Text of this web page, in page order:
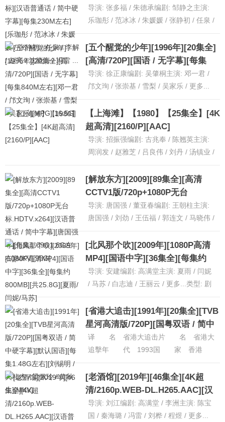
幕][每集230M左右][乐珈彤 / 范冰冰
/ 朱媛媛 / 张静初 / 任泉 / 李解 / 赵
导演: 张多福 / 朱德承编剧: 邹静之主演:
乐珈彤 / 范冰冰 / 朱媛媛 / 张静初 / 任泉 /
[五个醒觉的少年][1996年][20集全]
[高清/720P][国语 / 无字幕][每集
840M左右][邓一君 / 邝文珣 / 张崇
基 / 雪梨 / 吴家乐][MPG][16.5G]
导演: 徐正康编剧: 吴肇桐主演: 邓一君 /
邝文珣 / 张崇基 / 雪梨 / 吴家乐 / 更多...
【上海滩】【1980】【25集全】[4K
超高清][2160/P][AAC]
导演: 招振强编剧: 古兆奉 / 陈翘英主演:
周润发 / 赵雅芝 / 吕良伟 / 刘丹 / 汤镇业 /
[解放东方][2009][89集全][高清
CCTV1版/720p+1080P无台
标.HDTV.x264][汉语普通话 / 简中
字幕][唐国强等][每集1.09G1.6G左
导演: 唐国强 / 董亚春编剧: 王朝柱主演:
唐国强 / 刘劲 / 王伍福 / 郭连文 / 马晓伟 /
[北风那个吹][2009年][1080P高清
MP4][国语中字][36集全][每集约
800MB][共25.8G][夏雨/闫妮/马苏]
导演: 安建编剧: 高满堂主演: 夏雨 / 闫妮
/ 马苏 / 白志迪 / 王丽云 / 更多...类型: 剧
细]
[省港大追击][1991年][20集全][TVB
星河高清版/720P][国粤双语 / 简中
硬字幕][默认国语][每集1.48G左右]
[刘锡明 / 关礼杰 / 梁佩玲 / 黄秋生]
译 名 省港大追击片 名 省港大
追擊年 代 1993国 家 香港
期 1993导 演 李旭華主 ......
[详细]
[老酒馆][2019年][46集全][4K超
清/2160p.WEB-DL.H265.AAC][汉
语普通话 / 简中硬字幕][每集625M
左右] [MKV][30G]
导演: 刘江编剧: 高满堂 / 李洲主演: 陈宝
国 / 秦海璐 / 冯雷 / 刘桦 / 程煜 / 更多...